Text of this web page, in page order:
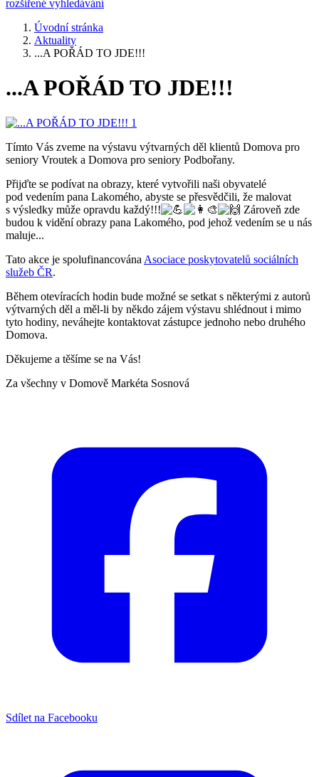
rozšířené vyhledávání
Úvodní stránka
Aktuality
...A POŘÁD TO JDE!!!
...A POŘÁD TO JDE!!!
Tímto Vás zveme na výstavu výtvarných děl klientů Domova pro
seniory Vroutek a Domova pro seniory Podbořany.
Přijďte se podívat na obrazy, které vytvořili naši obyvatelé
pod vedením pana Lakomého, abyste se přesvědčili, že malovat
s výsledky může opravdu každý!!!
Zároveň zde
budou k vidění obrazy pana Lakomého, pod jehož vedením se u nás
maluje...
Tato akce je spolufinancována Asociace poskytovatelů sociálních
služeb ČR.
Během otevíracích hodin bude možné se setkat s některými z autorů
výtvarných děl a měl-li by někdo zájem výstavu shlédnout i mimo
tyto hodiny, neváhejte kontaktovat zástupce jednoho nebo druhého
Domova.
Děkujeme a těšíme se na Vás!
Za všechny v Domově Markéta Sosnová
Sdílet na Facebooku